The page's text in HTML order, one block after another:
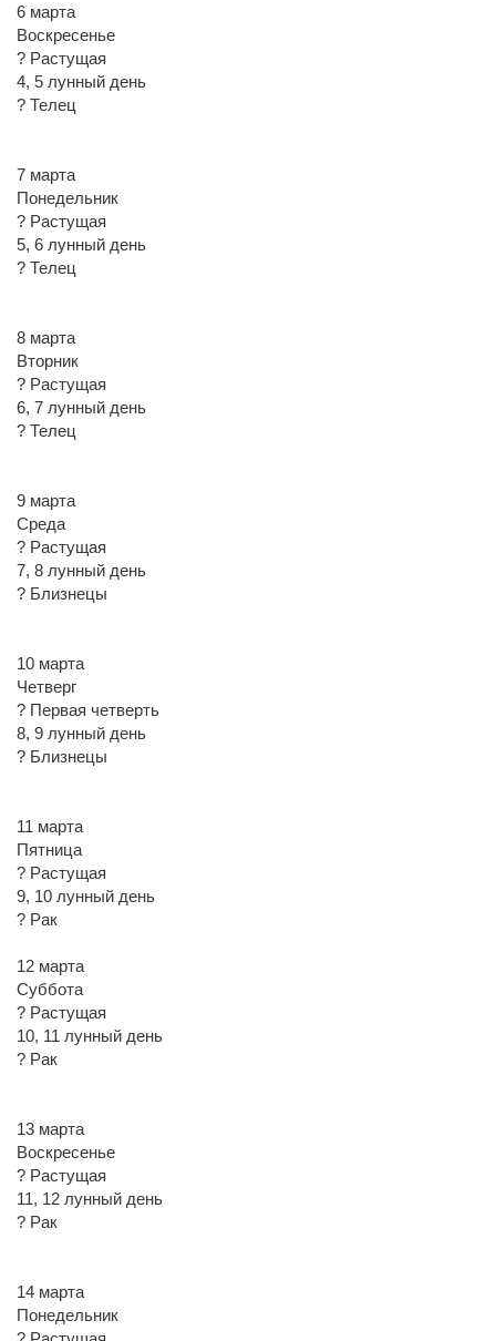
6 марта
Воскресенье
? Растущая
4, 5 лунный день
? Телец
7 марта
Понедельник
? Растущая
5, 6 лунный день
? Телец
8 марта
Вторник
? Растущая
6, 7 лунный день
? Телец
9 марта
Среда
? Растущая
7, 8 лунный день
? Близнецы
10 марта
Четверг
? Первая четверть
8, 9 лунный день
? Близнецы
11 марта
Пятница
? Растущая
9, 10 лунный день
? Рак
12 марта
Суббота
? Растущая
10, 11 лунный день
? Рак
13 марта
Воскресенье
? Растущая
11, 12 лунный день
? Рак
14 марта
Понедельник